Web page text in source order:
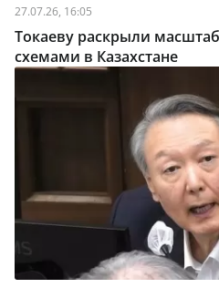
27.07.26, 16:05
Токаеву раскрыли
схемами в Казахстане